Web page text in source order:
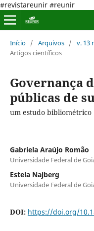
#revistareunir #reunir
Início / Arquivos / v. 13
Artigos científicos
Governança
públicas de
um estudo bibliométrico
Gabriela Araújo Romão
Universidade Federal de
Estela Najberg
Universidade Federal de
DOI: https://doi.org/